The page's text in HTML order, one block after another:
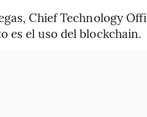
Chief Technology
es el uso del blockchain.